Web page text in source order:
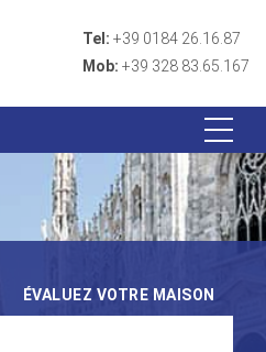
Tel: +39 0184 26.16.87
Mob: +39 328 83.65.167
ÉVALUEZ VOTRE MAISON